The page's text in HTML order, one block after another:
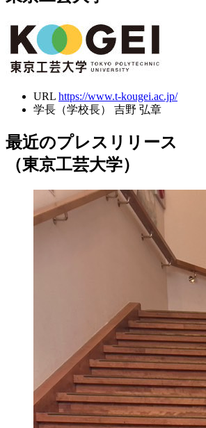
URL https://www.t-kougei.ac.jp/
学長（学校長）
吉野 弘章
最近のプレスリリース
（東京工芸大学）